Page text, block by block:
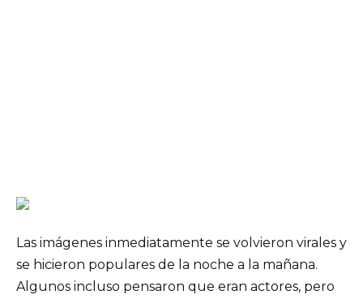
Las imágenes inmediatamente se volvieron virales y
se hicieron populares de la noche a la mañana.
Algunos incluso pensaron que eran actores, pero